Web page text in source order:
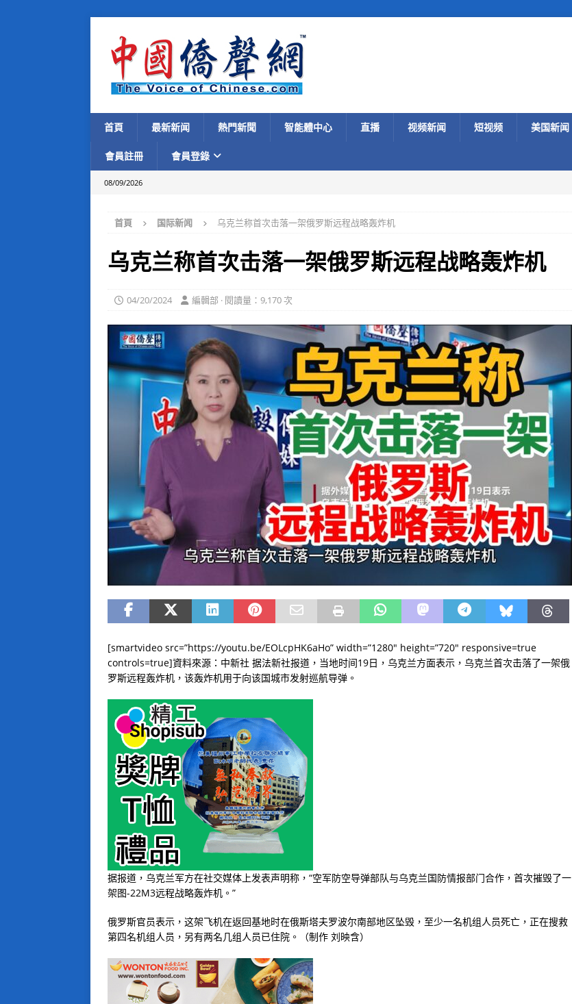
首頁 最新新闻 熱門新聞 智能體中心 直播 视频新闻 短视频 美国新闻
會員註冊 會員登錄
08/09/2026
首頁 国际新闻 乌克兰称首次击落一架俄罗斯远程战略轰炸机
乌克兰称首次击落一架俄罗斯远程战略轰炸机
04/20/2024 編輯部 · 閱讀量：9,170 次
[smartvideo src=”https://youtu.be/EOLcpHK6aHo” width=”1280″ height=”720″ responsive=true
controls=true]資料來源：中新社 据法新社报道，当地时间19日，乌克兰方面表示，乌克兰首次击落了一架俄
罗斯远程轰炸机，该轰炸机用于向该国城市发射巡航导弹。
据报道，乌克兰军方在社交媒体上发表声明称，“空军防空导弹部队与乌克兰国防情报部门合作，首次摧毁了一
架图-22M3远程战略轰炸机。”
俄罗斯官员表示，这架飞机在返回基地时在俄斯塔夫罗波尔南部地区坠毁，至少一名机组人员死亡，正在搜救
第四名机组人员，另有两名几组人员已住院。（制作 刘映含）